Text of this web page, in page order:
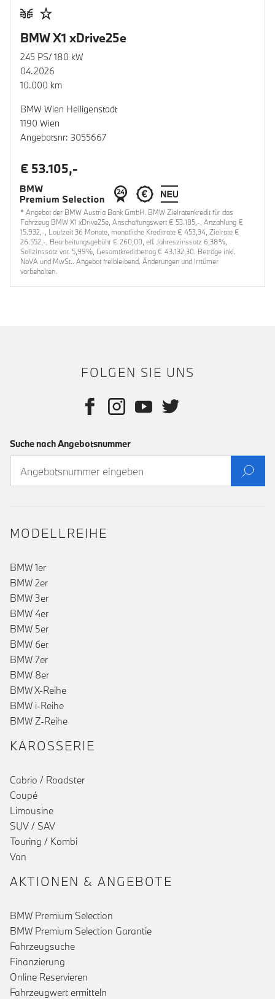
BMW X1 xDrive25e
245 PS/ 180 kW
04.2026
10.000 km
BMW Wien Heiligenstadt
1190 Wien
Angebotsnr: 3055667
€ 53.105,-
* Angebot der BMW Austria Bank GmbH. BMW Zielratenkredit für das
Fahrzeug BMW X1 xDrive25e, Anschaffungswert € 53.105,-, Anzahlung €
15.932,-, Laufzeit 36 Monate, monatliche Kreditrate € 453,34, Zielrate €
26.552,-, Bearbeitungsgebühr € 260,00, eff. Jahreszinssatz 6,38%,
Sollzinssatz var. 5,99%, Gesamtkreditbetrag € 43.132,30. Beträge inkl.
NoVA und MwSt.. Angebot freibleibend. Änderungen und Irrtümer
vorbehalten.
FOLGEN SIE UNS
Suche nach Angebotsnummer
MODELLREIHE
BMW 1er
BMW 2er
BMW 3er
BMW 4er
BMW 5er
BMW 6er
BMW 7er
BMW 8er
BMW X-Reihe()
BMW i-Reihe
BMW Z-Reihe
KAROSSERIE
Cabrio / Roadster
Coupé
Limousine
SUV / SAV
Touring / Kombi
Van
AKTIONEN & ANGEBOTE
BMW Premium Selection
BMW Premium Selection Garantie
Fahrzeugsuche
Finanzierung
Online Reservieren
Fahrzeugwert ermitteln